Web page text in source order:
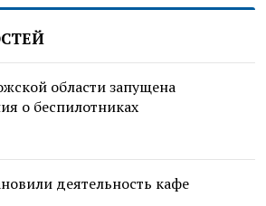
области запущена
о беспилотниках
деятельность кафе